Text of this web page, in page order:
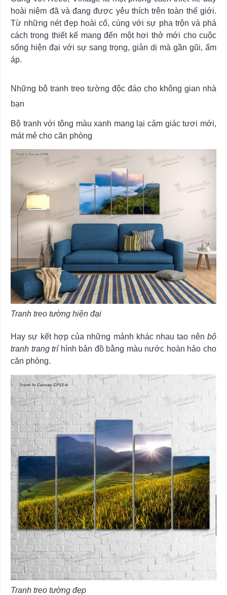
hoài niệm đã và đang được yêu thích trên toàn thế giới.
Từ những nét đẹp hoài cổ, cùng với sự pha trộn và phá
cách trong thiết kế mang đến một hơi thở mới cho cuộc
sống hiện đại với sự sang trọng, giản dị mà gần gũi, ấm
áp.
Những bộ tranh treo tường độc đáo cho không gian nhà
bạn
Bộ tranh với tông màu xanh mang lại cảm giác tươi mới,
mát mẻ cho căn phòng
Tranh treo tường hiện đại
Hay sự kết hợp của những mảnh khác nhau tạo nên bộ
tranh trang tríhình bản đồ bằng màu nước hoàn hảo cho
căn phòng.
Tranh treo tường đẹp